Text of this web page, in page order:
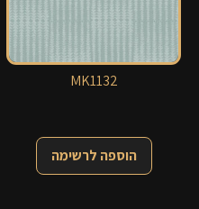
MK1132
הוספה לרשימה